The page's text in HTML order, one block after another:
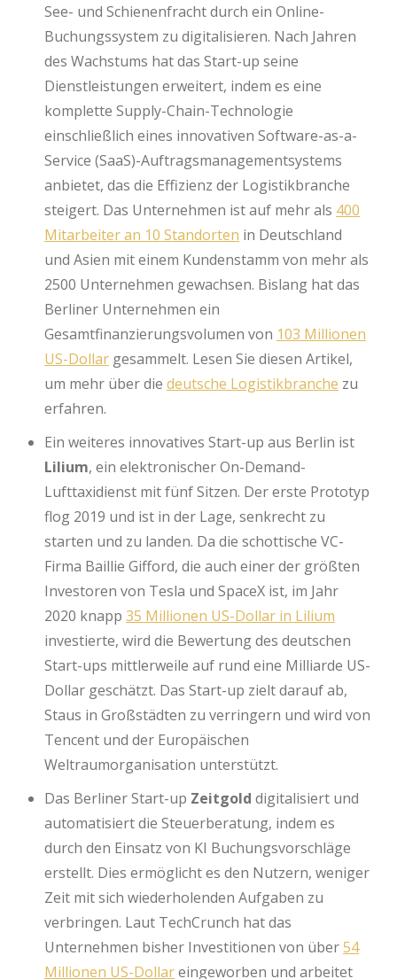
See- und Schienenfracht durch ein Online-
Buchungssystem zu digitalisieren. Nach Jahren
des Wachstums hat das Start-up seine
Dienstleistungen erweitert, indem es eine
komplette Supply-Chain-Technologie
einschließlich eines innovativen Software-as-a-
Service (SaaS)-Auftragsmanagementsystems
anbietet, das die Effizienz der Logistikbranche
steigert. Das Unternehmen ist auf mehr als 400
Mitarbeiter an 10 Standorten in Deutschland
und Asien mit einem Kundenstamm von mehr als
2500 Unternehmen gewachsen. Bislang hat das
Berliner Unternehmen ein
Gesamtfinanzierungsvolumen von 103 Millionen
US-Dollar gesammelt. Lesen Sie diesen Artikel,
um mehr über die deutsche Logistikbranche zu
erfahren.
Ein weiteres innovatives Start-up aus Berlin ist
Lilium, ein elektronischer On-Demand-
Lufttaxidienst mit fünf Sitzen. Der erste Prototyp
flog 2019 und ist in der Lage, senkrecht zu
starten und zu landen. Da die schottische VC-
Firma Baillie Gifford, die auch einer der größten
Investoren von Tesla und SpaceX ist, im Jahr
2020 knapp 35 Millionen US-Dollar in Lilium
investierte, wird die Bewertung des deutschen
Start-ups mittlerweile auf rund eine Milliarde US-
Dollar geschätzt. Das Start-up zielt darauf ab,
Staus in Großstädten zu verringern und wird von
Tencent und der Europäischen
Weltraumorganisation unterstützt.
Das Berliner Start-up Zeitgold digitalisiert und
automatisiert die Steuerberatung, indem es
durch den Einsatz von KI Buchungsvorschläge
erstellt. Dies ermöglicht es den Nutzern, weniger
Zeit mit sich wiederholenden Aufgaben zu
verbringen. Laut TechCrunch hat das
Unternehmen bisher Investitionen von über54
Millionen US-Dollareingeworben und arbeitet